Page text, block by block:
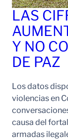
LAS
Y NO
DE PAZ
Los datos
violencias en
causa del
armadas